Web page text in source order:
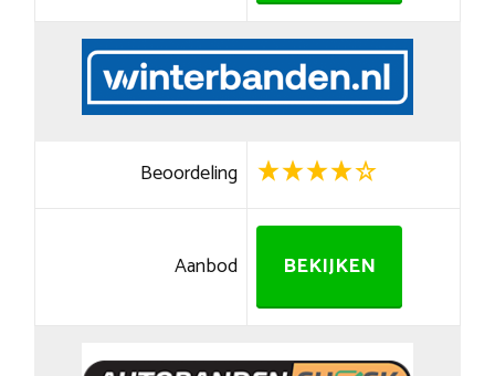
Beoordeling
Aanbod BEKIJKEN